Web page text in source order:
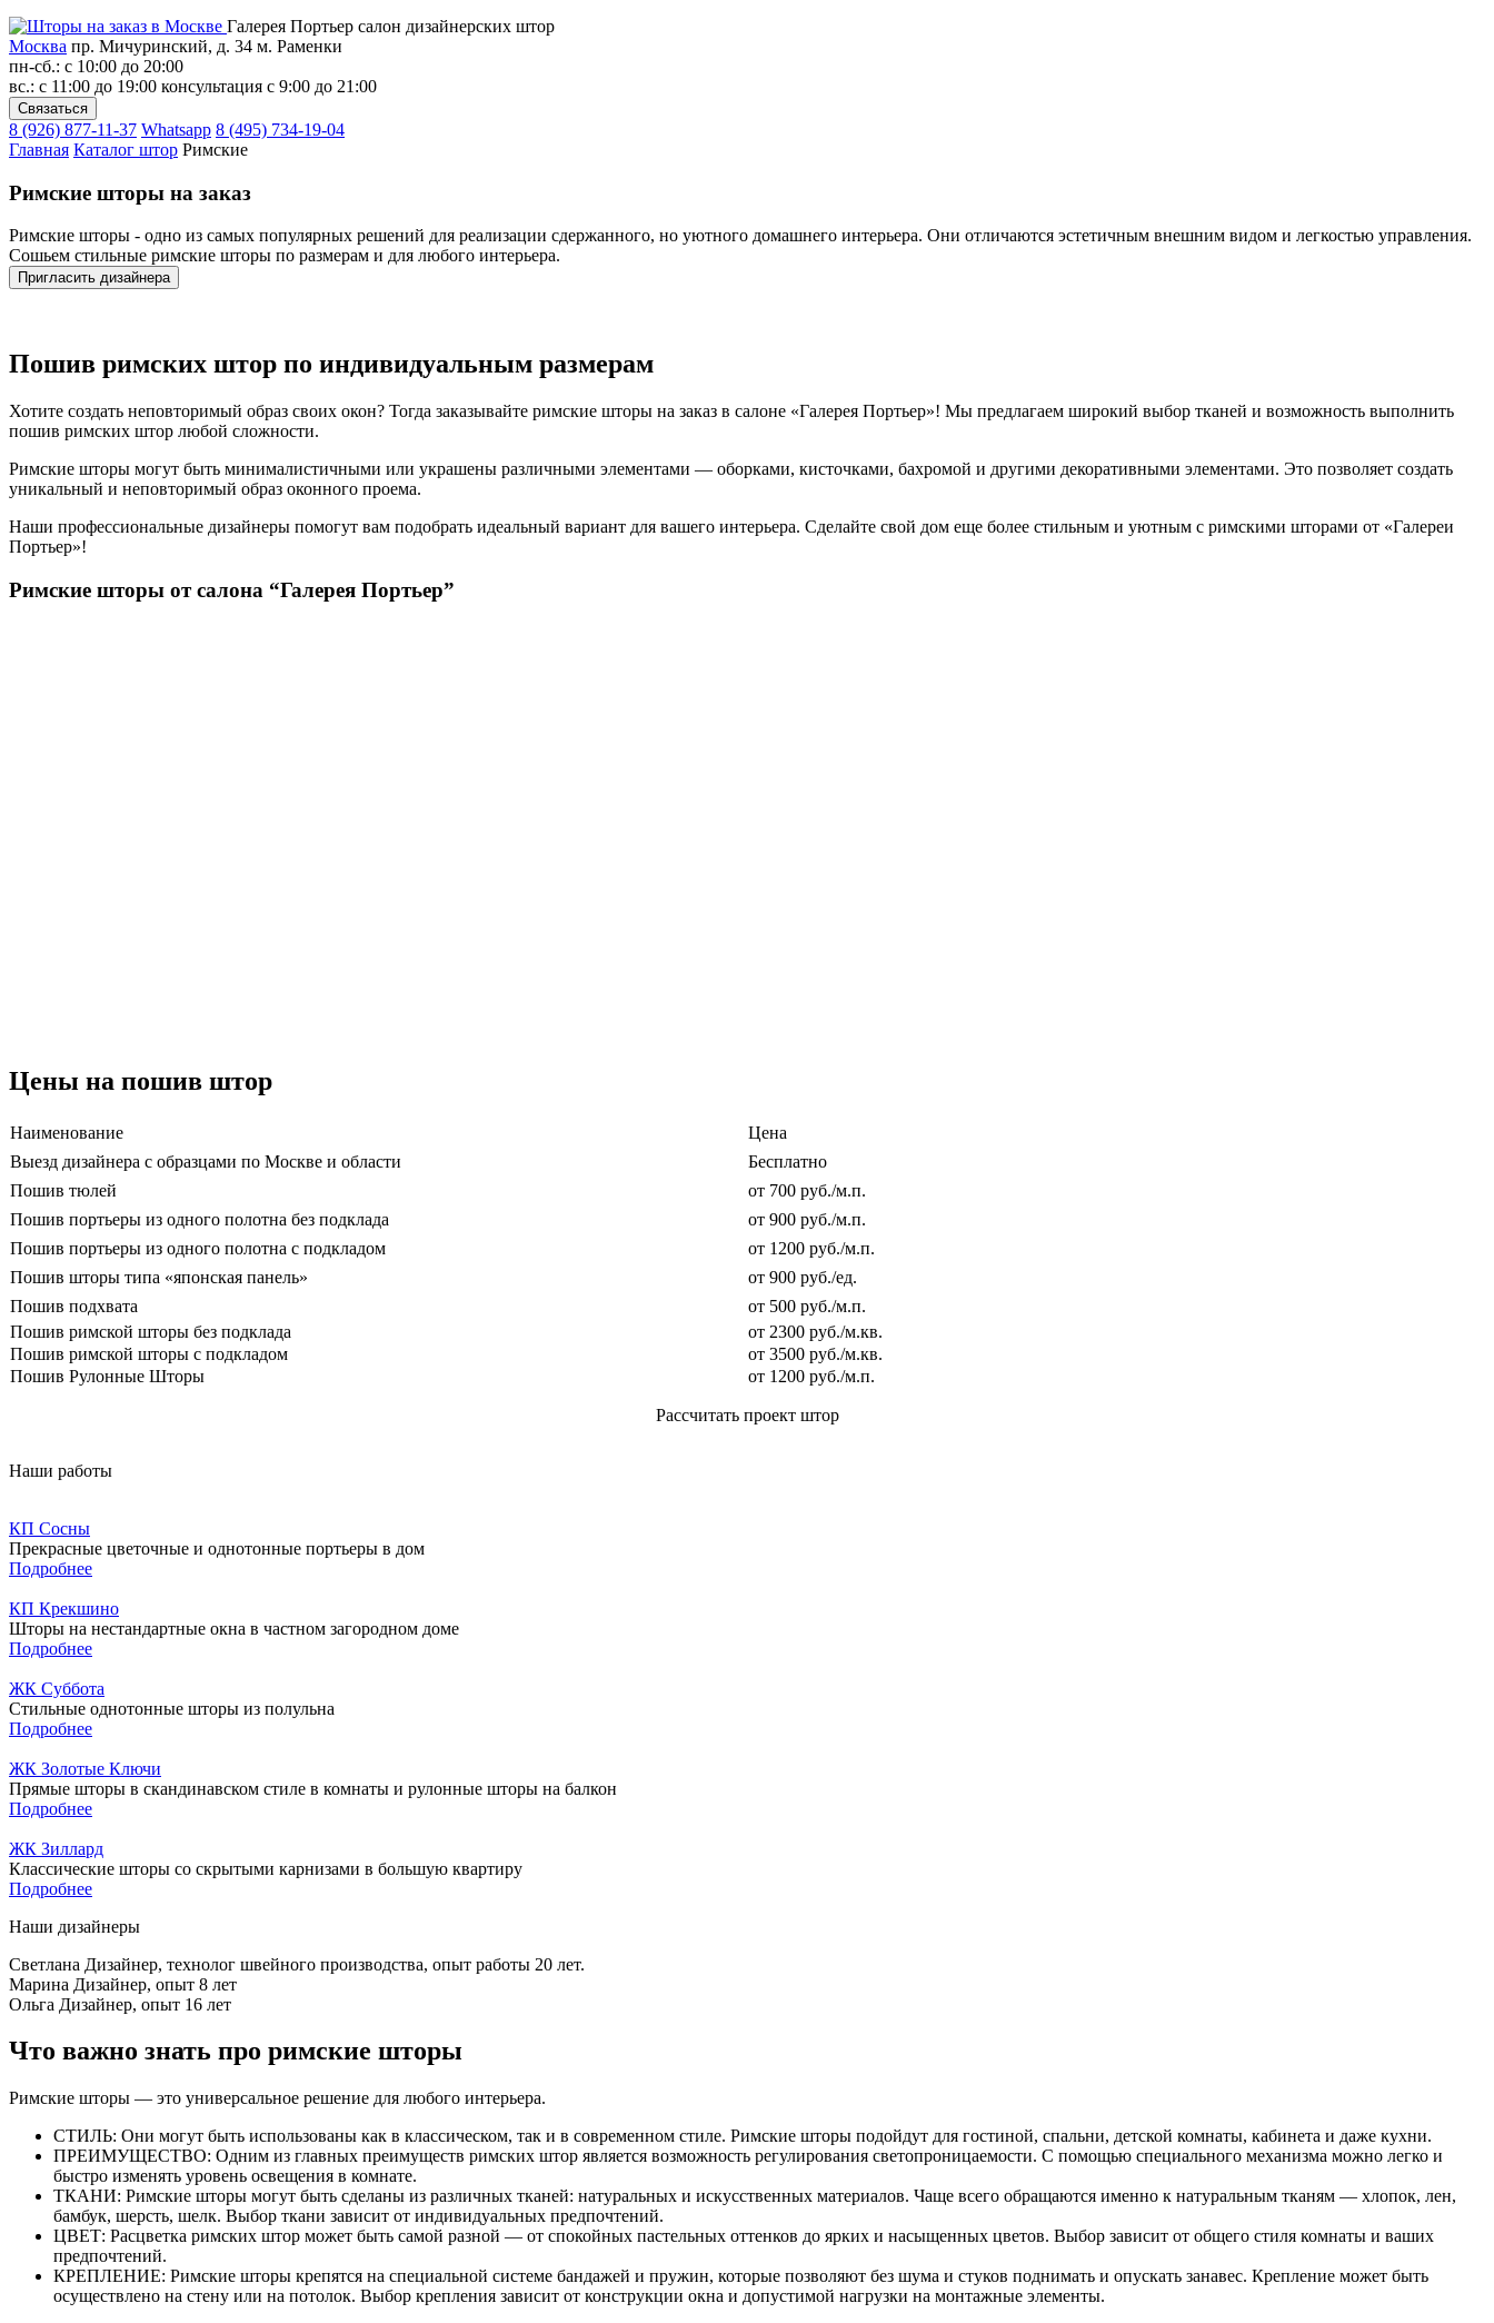
Галерея Портьер салон дизайнерских штор
Москва пр. Мичуринский, д. 34 м. Раменки
пн-сб.: с 10:00 до 20:00
вс.: с 11:00 до 19:00 консультация с 9:00 до 21:00
8 (926) 877-11-37 Whatsapp 8 (495) 734-19-04
Главная Каталог штор Римские
Римские шторы на заказ
Римские шторы - одно из самых популярных решений для реализации сдержанного, но уютного домашнего интерьера. Они отличаются эстетичным внешним видом и легкостью управления.
Сошьем стильные римские шторы по размерам и для любого интерьера.
Пошив римских штор по индивидуальным размерам
Хотите создать неповторимый образ своих окон? Тогда заказывайте римские шторы на заказ в салоне «Галерея Портьер»! Мы предлагаем широкий выбор тканей и возможность выполнить
пошив римских штор любой сложности.
Римские шторы могут быть минималистичными или украшены различными элементами — оборками, кисточками, бахромой и другими декоративными элементами. Это позволяет создать
уникальный и неповторимый образ оконного проема.
Наши профессиональные дизайнеры помогут вам подобрать идеальный вариант для вашего интерьера. Сделайте свой дом еще более стильным и уютным с римскими шторами от «Галереи
Портьер»!
Римские шторы от салона “Галерея Портьер”
Цены на пошив штор
Наименование
Цена
Выезд дизайнера с образцами по Москве и области
Бесплатно
Пошив тюлей
от 700 руб./м.п.
Пошив портьеры из одного полотна без подклада
от 900 руб./м.п.
Пошив портьеры из одного полотна с подкладом
от 1200 руб./м.п.
Пошив шторы типа «японская панель»
от 900 руб./ед.
Пошив подхвата
от 500 руб./м.п.
Пошив римской шторы без подклада
от 2300 руб./м.кв.
Пошив римской шторы с подкладом
от 3500 руб./м.кв.
Пошив Рулонные Шторы
от 1200 руб./м.п.
Рассчитать проект штор
Наши работы
КП Сосны
Прекрасные цветочные и однотонные портьеры в дом
Подробнее
КП Крекшино
Шторы на нестандартные окна в частном загородном доме
Подробнее
ЖК Суббота
Стильные однотонные шторы из полульна
Подробнее
ЖК Золотые Ключи
Прямые шторы в скандинавском стиле в комнаты и рулонные шторы на балкон
Подробнее
ЖК Зиллард
Классические шторы со скрытыми карнизами в большую квартиру
Подробнее
Наши дизайнеры
Светлана Дизайнер, технолог швейного производства, опыт работы 20 лет.
Марина Дизайнер, опыт 8 лет
Ольга Дизайнер, опыт 16 лет
Что важно знать про римские шторы
Римские шторы — это универсальное решение для любого интерьера.
СТИЛЬ: Они могут быть использованы как в классическом, так и в современном стиле. Римские шторы подойдут для гостиной, спальни, детской комнаты, кабинета и даже кухни.
ПРЕИМУЩЕСТВО: Одним из главных преимуществ римских штор является возможность регулирования светопроницаемости. С помощью специального механизма можно легко и
быстро изменять уровень освещения в комнате.
ТКАНИ: Римские шторы могут быть сделаны из различных тканей: натуральных и искусственных материалов. Чаще всего обращаются именно к натуральным тканям — хлопок, лен,
бамбук, шерсть, шелк. Выбор ткани зависит от индивидуальных предпочтений.
ЦВЕТ: Расцветка римских штор может быть самой разной — от спокойных пастельных оттенков до ярких и насыщенных цветов. Выбор зависит от общего стиля комнаты и ваших
предпочтений.
КРЕПЛЕНИЕ: Римские шторы крепятся на специальной системе бандажей и пружин, которые позволяют без шума и стуков поднимать и опускать занавес. Крепление может быть
осуществлено на стену или на потолок. Выбор крепления зависит от конструкции окна и допустимой нагрузки на монтажные элементы.